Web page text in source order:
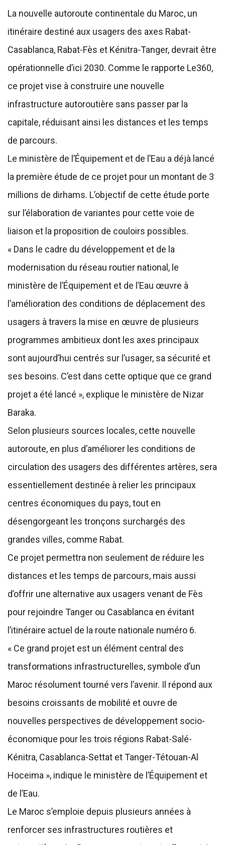
La nouvelle autoroute continentale du Maroc, un
itinéraire destiné aux usagers des axes Rabat-
Casablanca, Rabat-Fès et Kénitra-Tanger, devrait être
opérationnelle d’ici 2030. Comme le rapporte Le360,
ce projet vise à construire une nouvelle
infrastructure autoroutière sans passer par la
capitale, réduisant ainsi les distances et les temps
de parcours.
Le ministère de l’Équipement et de l’Eau a déjà lancé
la première étude de ce projet pour un montant de 3
millions de dirhams. L’objectif de cette étude porte
sur l’élaboration de variantes pour cette voie de
liaison et la proposition de couloirs possibles.
« Dans le cadre du développement et de la
modernisation du réseau routier national, le
ministère de l’Équipement et de l’Eau œuvre à
l’amélioration des conditions de déplacement des
usagers à travers la mise en œuvre de plusieurs
programmes ambitieux dont les axes principaux
sont aujourd’hui centrés sur l’usager, sa sécurité et
ses besoins. C’est dans cette optique que ce grand
projet a été lancé », explique le ministère de Nizar
Baraka.
Selon plusieurs sources locales, cette nouvelle
autoroute, en plus d’améliorer les conditions de
circulation des usagers des différentes artères, sera
essentiellement destinée à relier les principaux
centres économiques du pays, tout en
désengorgeant les tronçons surchargés des
grandes villes, comme Rabat.
Ce projet permettra non seulement de réduire les
distances et les temps de parcours, mais aussi
d’offrir une alternative aux usagers venant de Fès
pour rejoindre Tanger ou Casablanca en évitant
l’itinéraire actuel de la route nationale numéro 6.
« Ce grand projet est un élément central des
transformations infrastructurelles, symbole d’un
Maroc résolument tourné vers l’avenir. Il répond aux
besoins croissants de mobilité et ouvre de
nouvelles perspectives de développement socio-
économique pour les trois régions Rabat-Salé-
Kénitra, Casablanca-Settat et Tanger-Tétouan-Al
Hoceima », indique le ministère de l’Équipement et
de l’Eau.
Le Maroc s’emploie depuis plusieurs années à
renforcer ses infrastructures routières et